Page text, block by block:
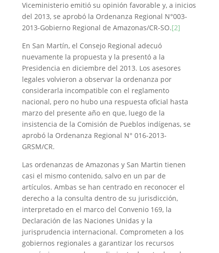
Viceministerio emitió su opinión favorable y, a inicios
del 2013, se aprobó la Ordenanza Regional N°003-
2013-Gobierno Regional de Amazonas/CR-SO.[2]
En San Martín, el Consejo Regional adecuó
nuevamente la propuesta y la presentó a la
Presidencia en diciembre del 2013. Los asesores
legales volvieron a observar la ordenanza por
considerarla incompatible con el reglamento
nacional, pero no hubo una respuesta oficial hasta
marzo del presente año en que, luego de la
insistencia de la Comisión de Pueblos indígenas, se
aprobó la Ordenanza Regional N° 016-2013-
GRSM/CR.
Las ordenanzas de Amazonas y San Martin tienen
casi el mismo contenido, salvo en un par de
artículos. Ambas se han centrado en reconocer el
derecho a la consulta dentro de su jurisdicción,
interpretado en el marco del Convenio 169, la
Declaración de las Naciones Unidas y la
jurisprudencia internacional. Comprometen a los
gobiernos regionales a garantizar los recursos